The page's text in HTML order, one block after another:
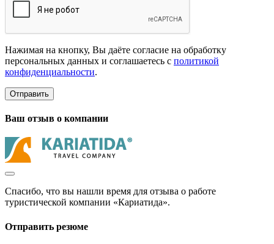
Нажимая на кнопку, Вы даёте согласие на обработку
персональных данных и соглашаетесь с политикой
конфиденциальности.
Отправить
Ваш отзыв о компании
Спасибо, что вы нашли время для отзыва о работе
туристической компании «Кариатида».
Отправить резюме